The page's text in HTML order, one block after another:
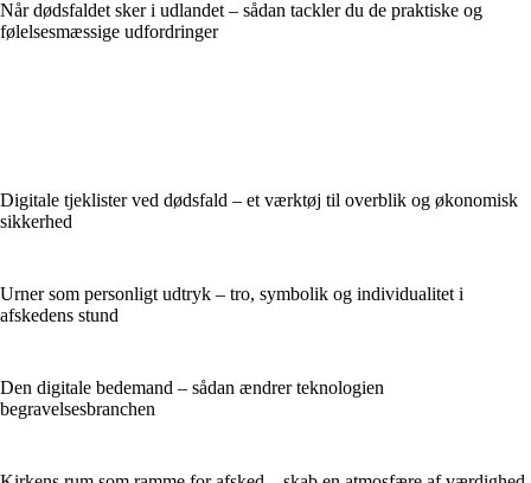
Når dødsfaldet sker i udlandet – sådan tackler du de praktiske og
følelsesmæssige udfordringer
Digitale tjeklister ved dødsfald – et værktøj til overblik og økonomisk
sikkerhed
Urner som personligt udtryk – tro, symbolik og individualitet i
afskedens stund
Den digitale bedemand – sådan ændrer teknologien
begravelsesbranchen